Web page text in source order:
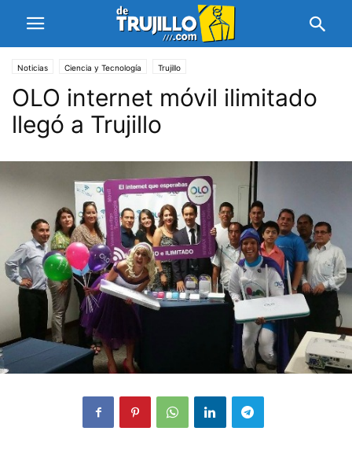
Noticias Ciencia y Tecnología Trujillo
OLO internet móvil ilimitado
llegó a Trujillo